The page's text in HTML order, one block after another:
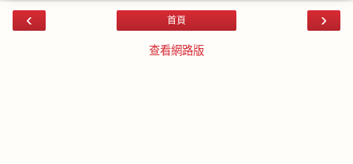
‹ ›
首頁
查看網路版